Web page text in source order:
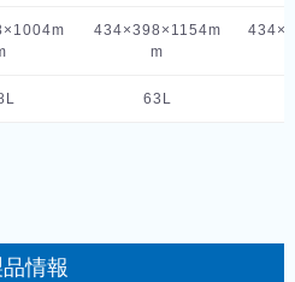
434×398×1154m
m
63L
情報